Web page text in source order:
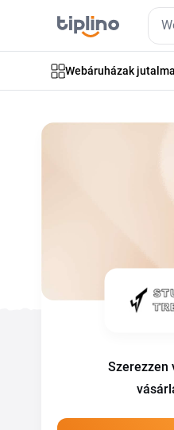
Webáruházak
Szerezzen